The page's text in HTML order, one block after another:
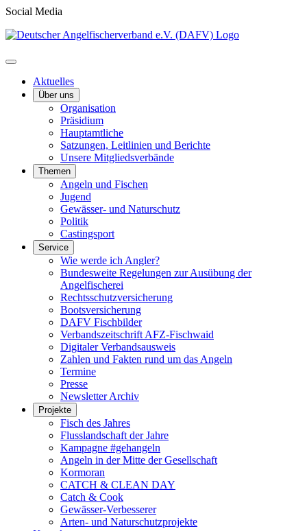
Social Media
Aktuelles
Über uns
Organisation
Präsidium
Hauptamtliche
Satzungen, Leitlinien und Berichte
Unsere Mitgliedsverbände
Themen
Angeln und Fischen
Jugend
Gewässer- und Naturschutz
Politik
Castingsport
Service
Wie werde ich Angler?
Bundesweite Regelungen zur Ausübung der
Angelfischerei
Rechtsschutzversicherung
Bootsversicherung
DAFV Fischbilder
Verbandszeitschrift AFZ-Fischwaid
Digitaler Verbandsausweis
Zahlen und Fakten rund um das Angeln
Termine
Presse
Newsletter Archiv
Projekte
Fisch des Jahres
Flusslandschaft der Jahre
Kampagne #gehangeln
Angeln in der Mitte der Gesellschaft
Kormoran
CATCH & CLEAN DAY
Catch & Cook
Gewässer-Verbesserer
Arten- und Naturschutzprojekte